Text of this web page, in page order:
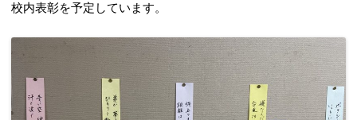
校内表彰を予定しています。